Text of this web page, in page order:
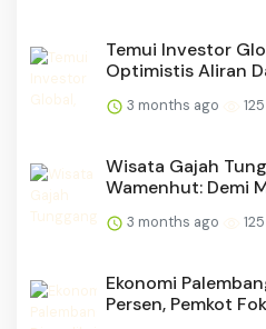
Temui Investor
Optimistis Aliran
3 months ago 125
Wisata Gajah
Wamenhut: Demi
3 months ago 125
Ekonomi
Persen, Pemkot